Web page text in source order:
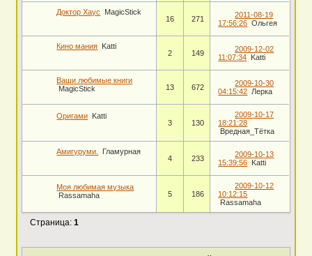
Доктор Хаус
MagicStick
16
271
2011-08-19
17:56:26 Ольгея
Кино мания
Katti
2
149
2009-12-02
11:07:34
Katti
Ваши любимые книги
MagicStick
13 672
2009-10-30
04:15:42 Лерка
Оригами
Katti
3
130
2009-10-17
18:21:28
Вредная_Тётка
Амигуруми.
Гламурная
4
233
2009-10-13
15:39:56
Katti
Моя любимая музыка
Rassamaha
5 186
2009-10-12
10:12:15
Rassamaha
Страница:1